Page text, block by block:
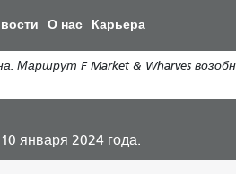
к
общему
О нас Карьера
F Market & Wharves
января 2024 года.